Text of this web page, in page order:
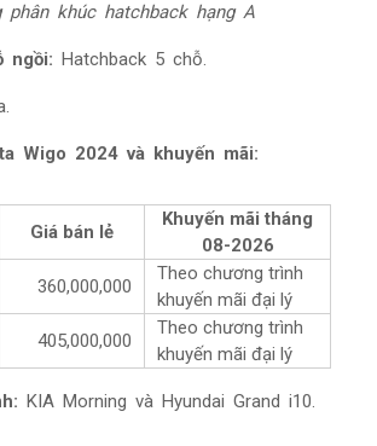
phân khúc hatchback hạng A
ngồi: Hatchback 5 chỗ.
Wigo 2024 và khuyến mãi:
Giá bán lẻ
Khuyến mãi tháng
08-2026
360,000,000
Theo chương trình
khuyến mãi đại lý
405,000,000
Theo chương trình
khuyến mãi đại lý
KIA Morning và Hyundai Grand i10.